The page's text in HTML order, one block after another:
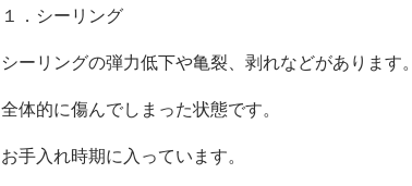
１．シーリング
シーリングの弾力低下や亀裂、剥れなどがあります。
全体的に傷んでしまった状態です。
お手入れ時期に入っています。